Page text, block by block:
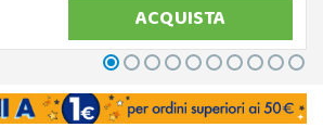
ACQUISTA